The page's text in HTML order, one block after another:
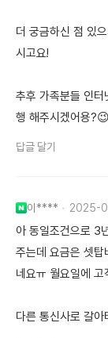
더 궁금하신 점 있
시고요!
추후 가족분들 인
행 해주시겠어용?😉
답글 달기
이**** 2025-
아 동일조건으로 3
주는데 요금은 셋
네요ㅠ 월요일에
다른 통신사로 갈